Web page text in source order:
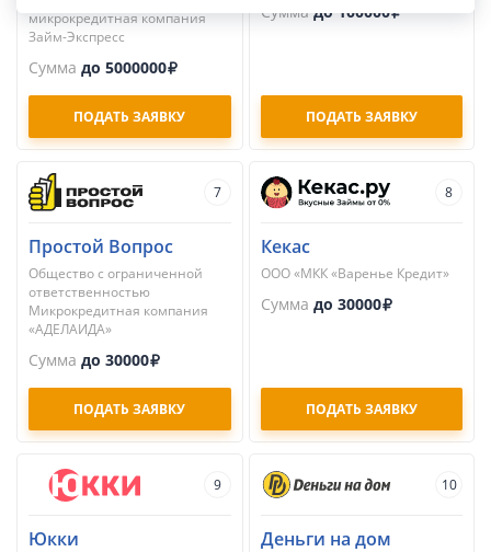
микрокредитная компания
Займ-Экспресс
Сумма до 5000000
ПОДАТЬ ЗАЯВКУ
Суммадо 100000
ПОДАТЬ ЗАЯВКУ
7
Простой Вопрос
Общество с ограниченной
ответственностью
Микрокредитная компания
«АДЕЛАИДА»
Сумма до 30000
ПОДАТЬ ЗАЯВКУ
8
Кекас
ООО «МКК «Варенье Кредит»
Сумма до 30000
ПОДАТЬ ЗАЯВКУ
9
Юкки
10
Деньги на дом